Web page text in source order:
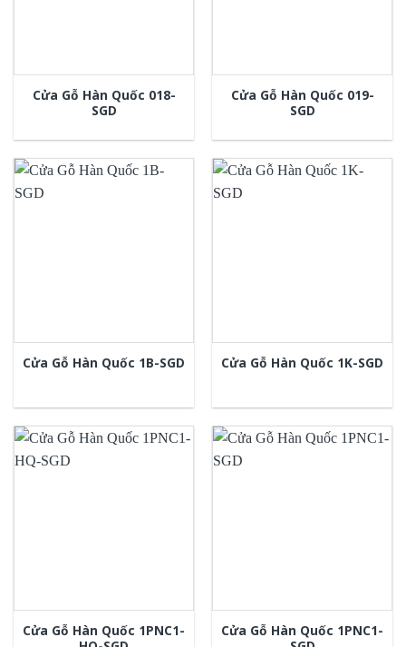
Cửa Gỗ Hàn Quốc 018-
SGD
Cửa Gỗ Hàn Quốc 019-
SGD
Cửa Gỗ Hàn Quốc 1B-SGD Cửa Gỗ Hàn Quốc 1K-SGD
Cửa Gỗ Hàn Quốc 1PNC1-
Cửa Gỗ Hàn Quốc 1PNC1-